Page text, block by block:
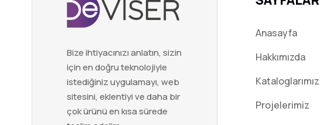
Bize ihtiyacınızı anlatın, sizin
için en doğru teknolojiyle
istediğiniz uygulamayı, web
sitesini, eklentiyi ve daha bir
çok ürünü en kısa sürede
Anasayfa
Hakkımızda
Kataloglarımız
Projelerimiz